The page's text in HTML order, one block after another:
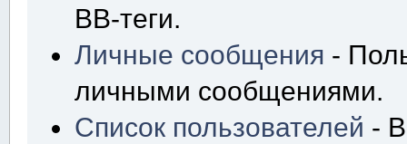
BB-теги.
Личные сообщения -
личными сообщениями.
Список пользователей -